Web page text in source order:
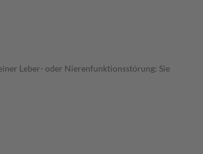
Leber- oder Nierenfunktionsstörung: Sie